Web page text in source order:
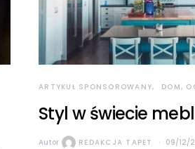
ARTYKUŁ SPONSOROWANY DOM,
Styl w świecie
Autor REDAKCJA TAPET 09/12/